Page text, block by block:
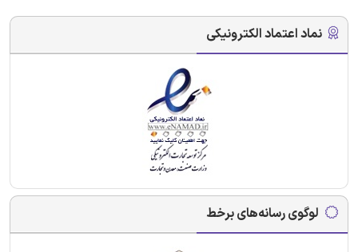
نماد اعتماد الکترونیکی
لوگوی رسانه‌های برخط